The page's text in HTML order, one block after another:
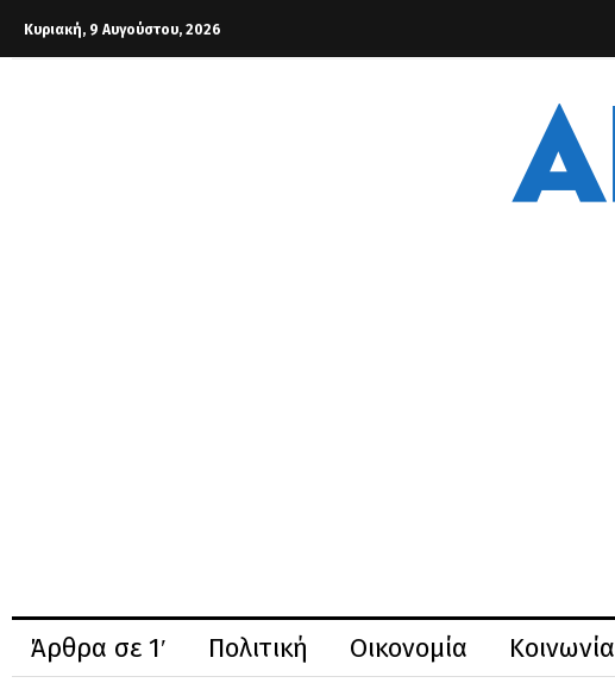
Κυριακή, 9 Αυγούστου, 2026
Άρθρα σε 1′ Πολιτική Οικονομία Κοινωνία